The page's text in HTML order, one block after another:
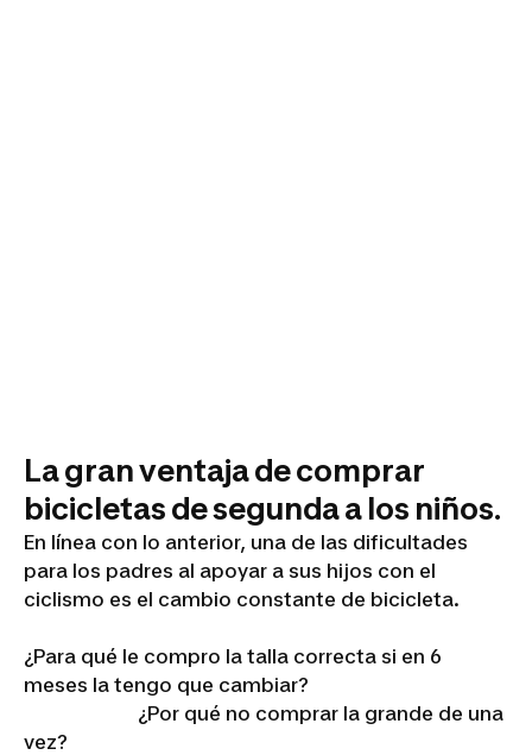
La gran ventaja de comprar
bicicletas de segunda a los niños.
En línea con lo anterior, una de las dificultades
para los padres al apoyar a sus hijos con el
ciclismo es el cambio constante de bicicleta.
¿Para qué le compro la talla correcta si en 6
meses la tengo que cambiar?
¿Por qué no comprar la grande de una
vez?